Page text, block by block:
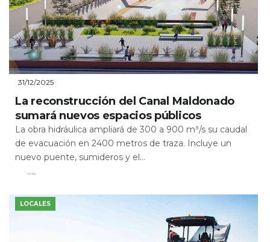
31/12/2025
La reconstrucción del Canal Maldonado
sumará nuevos espacios públicos
La obra hidráulica ampliará de 300 a 900 m³/s su caudal
de evacuación en 2400 metros de traza. Incluye un
nuevo puente, sumideros y el...
Leer Más
LOCALES